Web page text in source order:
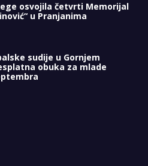
osvojila četvrti Memorijal
u Pranjanima
sudije u Gornjem
obuka za mlade